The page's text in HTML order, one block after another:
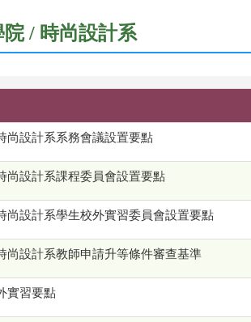
/ 時尚設計系
尚設計系系務會議設置要點
尚設計系課程委員會設置要點
尚設計系學生校外實習委員會設置要點
尚設計系教師申請升等條件審查基準
實習要點